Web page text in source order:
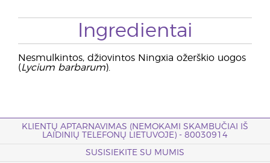
Ingredientai
Nesmulkintos, džiovintos Ningxia ožerškio uogos
(Lycium barbarum).
KLIENTŲ APTARNAVIMAS (NEMOKAMI SKAMBUČIAI IŠ
LAIDINIŲ TELEFONŲ LIETUVOJE) - 80030914
SUSISIEKITE SU MUMIS